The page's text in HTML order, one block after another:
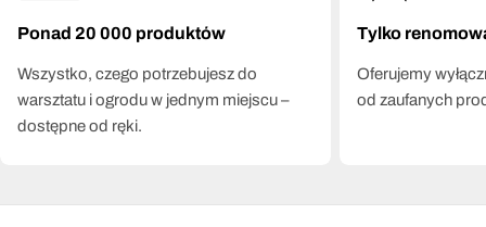
Ponad 20 000 produktów
Wszystko, czego potrzebujesz do
warsztatu i ogrodu w jednym miejscu –
dostępne od ręki.
Tylko
Oferujemy
od zaufanych